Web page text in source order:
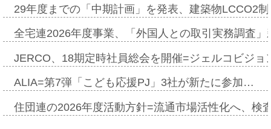
29年度までの「中期計画」を発表、建築物LCCO2
全宅連2026年度事業、「外国人との取引実務調査
JERCO、18期定時社員総会を開催=ジェルコビジ
ALIA=第7弾「こども応援PJ」3社が新たに参加…
住団連の2026年度活動方針=流通市場活性化へ、検